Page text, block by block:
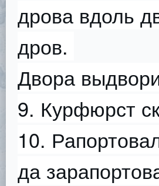
дрова вдоль
дров.
Двора
9. Курфюрст
10.
да